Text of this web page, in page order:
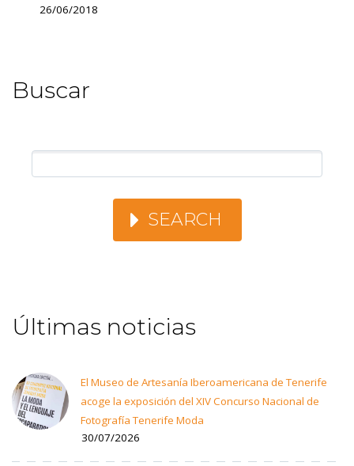
26/06/2018
Buscar
SEARCH
Últimas noticias
El Museo de Artesanía Iberoamericana de Tenerife
acoge la exposición del XIV Concurso Nacional de
Fotografía Tenerife Moda
30/07/2026